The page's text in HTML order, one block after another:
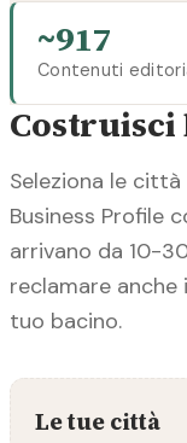
~917
Contenuti
Costruisci
Seleziona le
Business Profile
arrivano da 10-
reclamare
tuo bacino.
Le tue città